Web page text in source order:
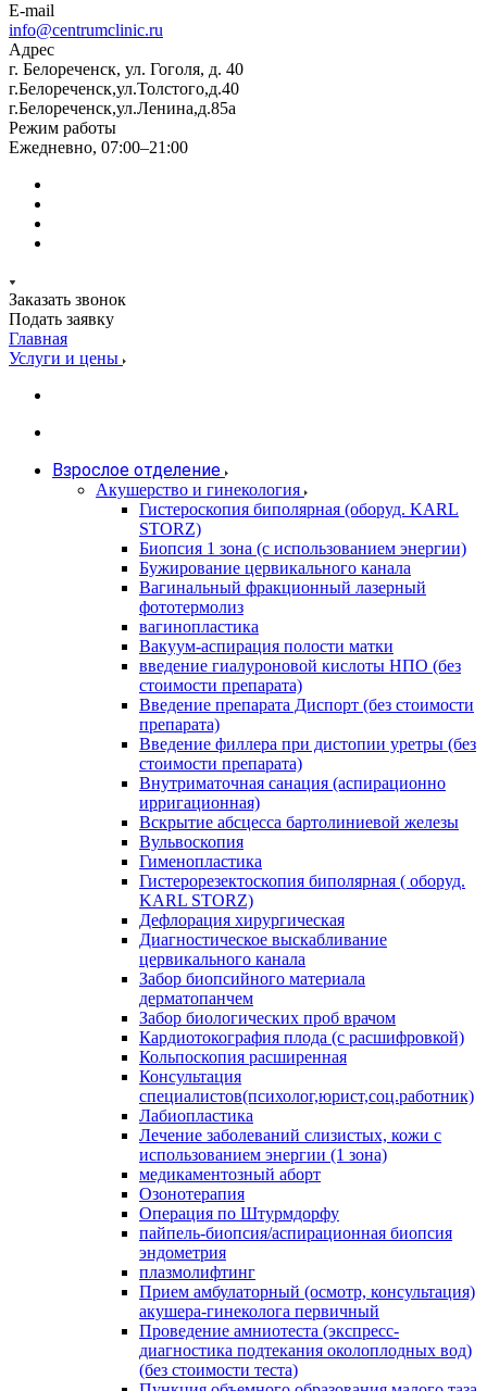
E-mail
info@centrumclinic.ru
Адрес
г. Белореченск, ул. Гоголя, д. 40
г.Белореченск,ул.Толстого,д.40
г.Белореченск,ул.Ленина,д.85а
Режим работы
Ежедневно, 07:00–21:00
Заказать звонок
Подать заявку
Главная
Услуги и цены
Взрослое отделение
Акушерство и гинекология
Гистероскопия биполярная (оборуд. KARL
STORZ)
Биопсия 1 зона (с использованием энергии)
Бужирование цервикального канала
Вагинальный фракционный лазерный
фототермолиз
вагинопластика
Вакуум-аспирация полости матки
введение гиалуроновой кислоты НПО (без
стоимости препарата)
Введение препарата Диспорт (без стоимости
препарата)
Введение филлера при дистопии уретры (без
стоимости препарата)
Внутриматочная санация (аспирационно
ирригационная)
Вскрытие абсцесса бартолиниевой железы
Вульвоскопия
Гименопластика
Гистерорезектоскопия биполярная ( оборуд.
KARL STORZ)
Дефлорация хирургическая
Диагностическое выскабливание
цервикального канала
Забор биопсийного материала
дерматопанчем
Забор биологических проб врачом
Кардиотокография плода (с расшифровкой)
Кольпоскопия расширенная
Консультация
специалистов(психолог,юрист,соц.работник)
Лабиопластика
Лечение заболеваний слизистых, кожи с
использованием энергии (1 зона)
медикаментозный аборт
Озонотерапия
Операция по Штурмдорфу
пайпель-биопсия/аспирационная биопсия
эндометрия
плазмолифтинг
Прием амбулаторный (осмотр, консультация)
акушера-гинеколога первичный
Проведение амниотеста (экспресс-
диагностика подтекания околоплодных вод)
(без стоимости теста)